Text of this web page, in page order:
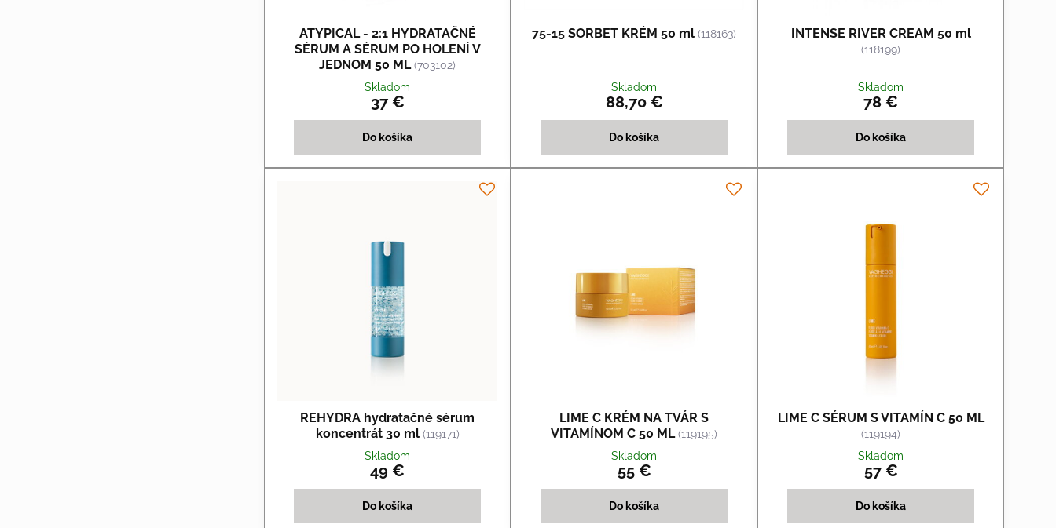
ATYPICAL - 2:1 HYDRATAČNÉ
SÉRUM A SÉRUM PO HOLENÍ V
JEDNOM 50 ML (703102)
Skladom
37 €
Do košíka
75-15 SORBET KRÉM 50 ml (118163)
Skladom
88,70 €
Do košíka
INTENSE RIVER CREAM 50 ml
(118199)
Skladom
78 €
Do košíka
REHYDRA hydratačné sérum
koncentrát 30 ml (119171)
Skladom
49 €
Do košíka
LIME C KRÉM NA TVÁR S
VITAMÍNOM C 50 ML (119195)
Skladom
55 €
Do košíka
LIME C SÉRUM S VITAMÍN C 50 ML
(119194)
Skladom
57 €
Do košíka